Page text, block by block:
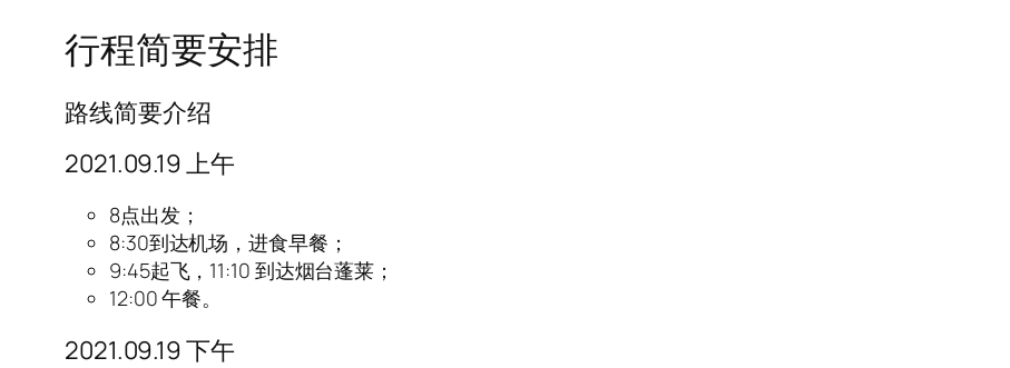
行程简要安排
路线简要介绍
2021.09.19 上午
8点出发；
8:30到达机场，进食早餐；
9:45起飞，11:10 到达烟台蓬莱；
12:00 午餐。
2021.09.19 下午